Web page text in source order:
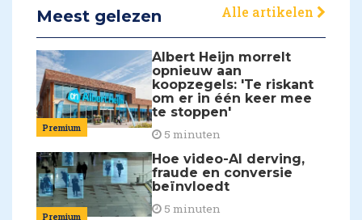
Meest gelezen Alle artikelen
Premium
Albert Heijn morrelt
opnieuw aan
koopzegels: 'Te riskant
om er in één keer mee
te stoppen'
5 minuten
Premium
Hoe video-AI derving,
fraude en conversie
beïnvloedt
5 minuten